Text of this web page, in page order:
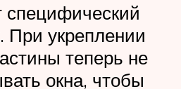
специфический
При укреплении
теперь не
окна, чтобы